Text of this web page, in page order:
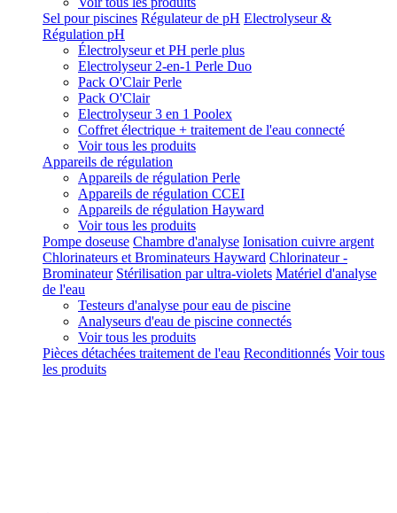
Sel pour piscines Régulateur de pH Electrolyseur &
Régulation pH
Électrolyseur et PH perle plus
Electrolyseur 2-en-1 Perle Duo
Pack O'Clair Perle
Pack O'Clair
Electrolyseur 3 en 1 Poolex
Coffret électrique + traitement de l'eau connecté
Voir tous les produits
Appareils de régulation
Appareils de régulation Perle
Appareils de régulation CCEI
Appareils de régulation Hayward
Voir tous les produits
Pompe doseuse Chambre d'analyse Ionisation cuivre argent
Chlorinateurs et Brominateurs Hayward Chlorinateur -
Brominateur Stérilisation par ultra-violets Matériel d'analyse
de l'eau
Testeurs d'analyse pour eau de piscine
Analyseurs d'eau de piscine connectés
Voir tous les produits
Pièces détachées traitement de l'eau Reconditionnés Voir tous
les produits